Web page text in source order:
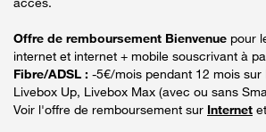
Offre de remboursement Bienvenue pour
internet et internet + mobile souscrivant à
Fibre/ADSL : -5€/mois pendant 12 mois sur
Livebox Up, Livebox Max (avec ou sans
Voir l'offre de remboursement sur Internet et